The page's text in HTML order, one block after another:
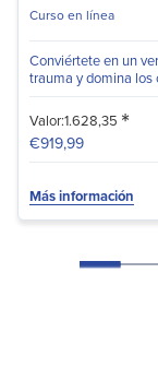
Curso en línea
Conviértete en un
trauma y domina los
Valor:1.628,35 *
€919,99
Más información